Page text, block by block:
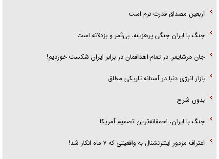
اربعین مصداق قدرت نرم است
جنگ با ایران جنگی پرهزینه، بی‌ثمر و بزدلانه است
جان مرشایمر: در تمام اهدافمان در برابر ایران شکست خوردیم!
بازار انرژی دنیا در آستانه تاریکی مطلق
بدون شرح
جنگ با ایران، احمقانه‌ترین تصمیم آمریکا
اعتراف مزدور اینترنشنال به واقعیتی که ۷ ماه انکار شد!